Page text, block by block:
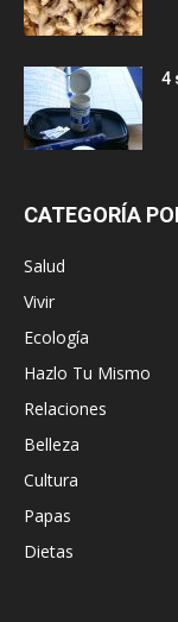
4
CATEGORÍA
Salud
Vivir
Ecología
Hazlo Tu Mismo
Relaciones
Belleza
Cultura
Papas
Dietas